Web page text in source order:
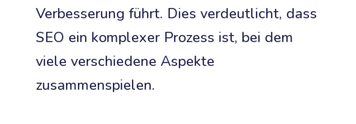
Verbesserung führt. Dies verdeutlicht, dass
SEO ein komplexer Prozess ist, bei dem
viele verschiedene Aspekte
zusammenspielen.